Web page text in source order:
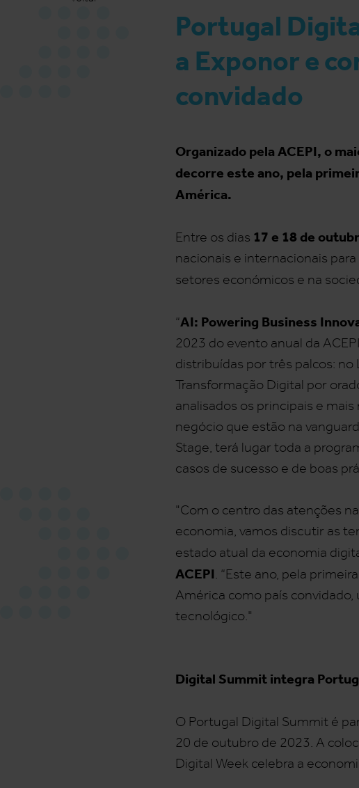
Portugal
a Exponor e
convidado
Organizado pela ACEPI, o
decorre este ano, pela
América.
Entre os dias 17 e 18 de
nacionais e internacionais
setores económicos e na
“AI: Powering Business
2023 do evento anual da
distribuídas por três palcos:
Transformação Digital por
analisados os principais e
negócio que estão na
Stage, terá lugar toda a
casos de sucesso e de boas
"Com o centro das atenções
economia, vamos discutir as
estado atual da economia
ACEPI. “Este ano, pela
América como país
tecnológico."
Digital Summit integra
O Portugal Digital Summit é
20 de outubro de 2023. A
Digital Week celebra a